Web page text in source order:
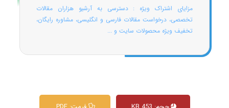
مزایای اشتراک ویژه : دسترسی به آرشیو هزاران مقالات
تخصصی، درخواست مقالات فارسی و انگلیسی، مشاوره رایگان،
تخفیف ویژه محصولات سایت و ...